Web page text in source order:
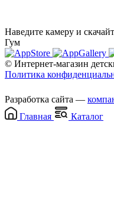
Наведите камеру и
Гум
© Интернет-магазин
Политика
Разработка сайта —
Главная
Каталог